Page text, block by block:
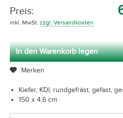
Preis:
inkl. MwSt. zzgl. Versandkosten
In den Warenkorb legen
Merken
Kiefer, KDI, rundgefräst, gefast,
150 x 4,6 cm